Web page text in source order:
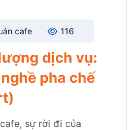
cafe 116
dịch vụ:
pha chế
sự rời đi của